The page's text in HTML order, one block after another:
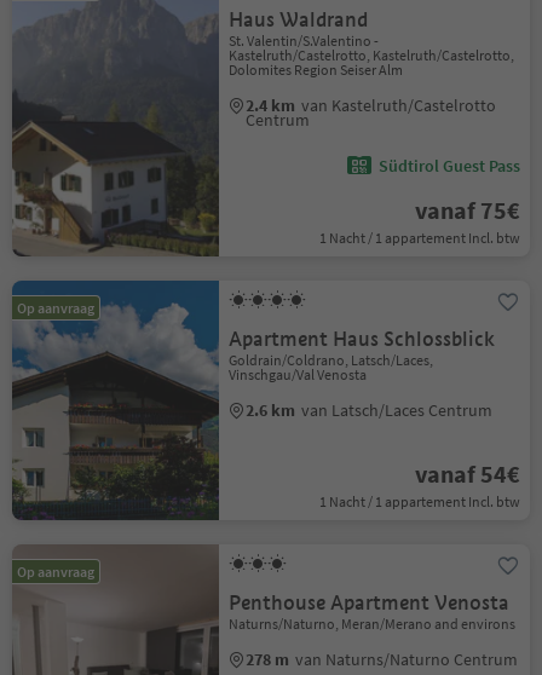
Haus Waldrand
St. Valentin/S.Valentino -
Kastelruth/Castelrotto, Kastelruth/Castelrotto,
Dolomites Region Seiser Alm
2.4 km van Kastelruth/Castelrotto
Centrum
Südtirol Guest Pass
vanaf 75€
1 Nacht / 1 appartement Incl. btw
Op aanvraag
Apartment Haus Schlossblick
Goldrain/Coldrano, Latsch/Laces,
Vinschgau/Val Venosta
2.6 km van Latsch/Laces Centrum
vanaf 54€
1 Nacht / 1 appartement Incl. btw
Op aanvraag
Penthouse Apartment Venosta
Naturns/Naturno, Meran/Merano and environs
278 m van Naturns/Naturno Centrum